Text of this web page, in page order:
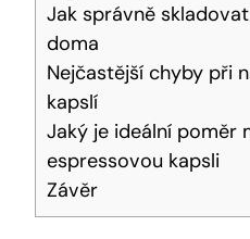
Jak správně
doma
Nejčastější chyby při
kapslí
Jaký je ideální poměr
espressovou kapsli
Závěr